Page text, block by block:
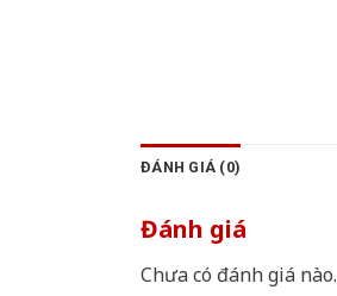
ĐÁNH GIÁ (0)
Đánh giá
Chưa có đánh giá nào.